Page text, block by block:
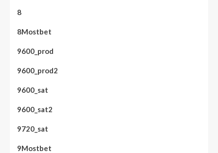
8
8Mostbet
9600_prod
9600_prod2
9600_sat
9600_sat2
9720_sat
9Mostbet